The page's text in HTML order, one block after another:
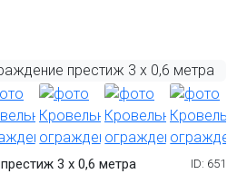
3 х 0,6 метра ID: 651